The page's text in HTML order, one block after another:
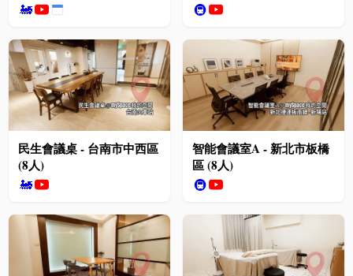
🚂 🚇
民生會議桌 - 台南市中西區
(8人)
🚂
智能會議室A - 新北市板橋
區 (8人)
🚇